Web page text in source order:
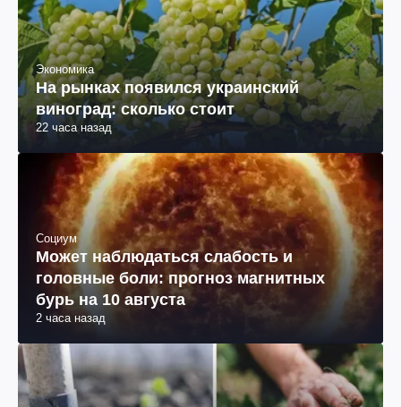
Экономика
На рынках появился украинский
виноград: сколько стоит
22 часа назад
Социум
Может наблюдаться слабость и
головные боли: прогноз магнитных
бурь на 10 августа
2 часа назад